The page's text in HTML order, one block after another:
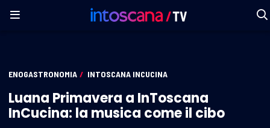
ENOGASTRONOMIA / INTOSCANA INCUCINA
Luana Primavera a InToscana
InCucina: la musica come il cibo